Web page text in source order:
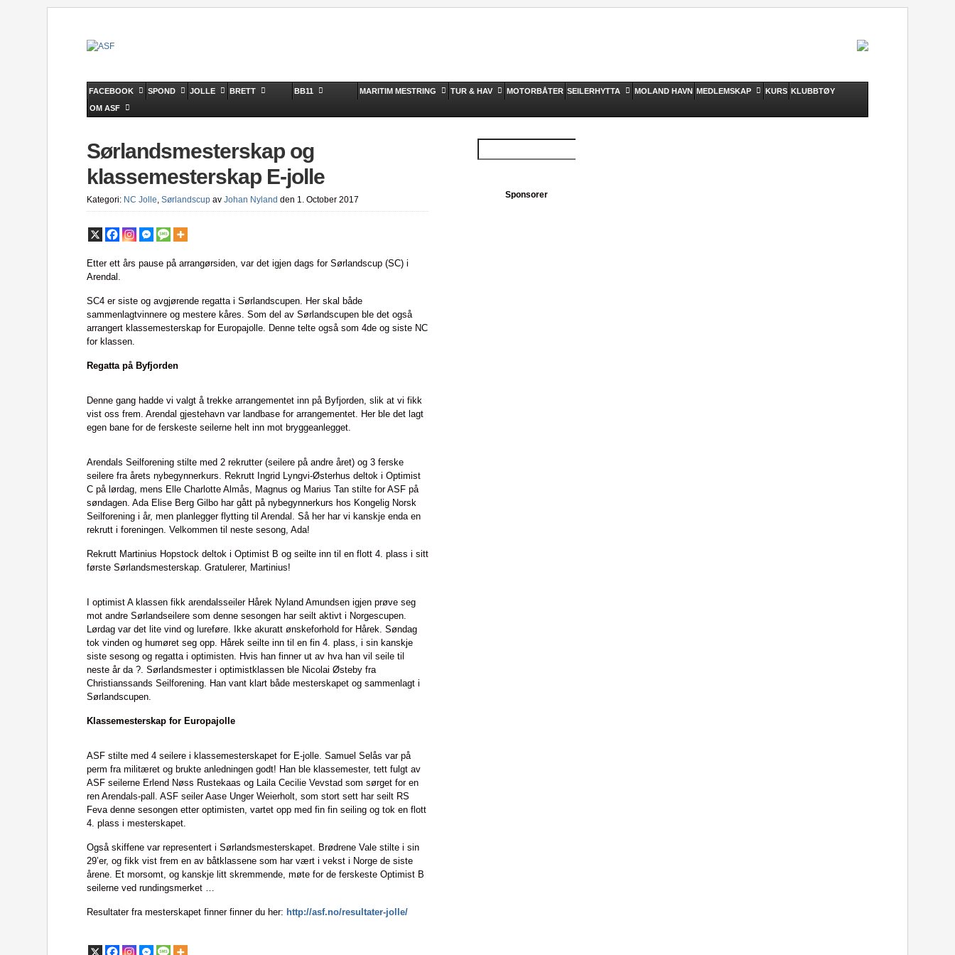
FACEBOOK SPOND JOLLE BRETT BB11 MARITIM MESTRING TUR & HAV MOTORBÅTER SEILERHYTTA MOLAND HAVN MEDLEMSKAP KURS KLUBBTØY
OM ASF
Sørlandsmesterskap og
klassemesterskap E-jolle
Kategori: NC Jolle, Sørlandscup av Johan Nyland den 1. October 2017
Etter ett års pause på arrangørsiden, var det igjen dags for Sørlandscup (SC) i
Arendal.
SC4 er siste og avgjørende regatta i Sørlandscupen. Her skal både
sammenlagtvinnere og mestere kåres. Som del av Sørlandscupen ble det også
arrangert klassemesterskap for Europajolle. Denne telte også som 4de og siste NC
for klassen.
Regatta på Byfjorden
Denne gang hadde vi valgt å trekke arrangementet inn på Byfjorden, slik at vi fikk
vist oss frem. Arendal gjestehavn var landbase for arrangementet. Her ble det lagt
egen bane for de ferskeste seilerne helt inn mot bryggeanlegget.
Arendals Seilforening stilte med 2 rekrutter (seilere på andre året) og 3 ferske
seilere fra årets nybegynnerkurs. Rekrutt Ingrid Lyngvi-Østerhus deltok i Optimist
C på lørdag, mens Elle Charlotte Almås, Magnus og Marius Tan stilte for ASF på
søndagen. Ada Elise Berg Gilbo har gått på nybegynnerkurs hos Kongelig Norsk
Seilforening i år, men planlegger flytting til Arendal. Så her har vi kanskje enda en
rekrutt i foreningen. Velkommen til neste sesong, Ada!
Rekrutt Martinius Hopstock deltok i Optimist B og seilte inn til en flott 4. plass i sitt
første Sørlandsmesterskap. Gratulerer, Martinius!
I optimist A klassen fikk arendalsseiler Hårek Nyland Amundsen igjen prøve seg
mot andre Sørlandseilere som denne sesongen har seilt aktivt i Norgescupen.
Lørdag var det lite vind og lureføre. Ikke akuratt ønskeforhold for Hårek. Søndag
tok vinden og humøret seg opp. Hårek seilte inn til en fin 4. plass, i sin kanskje
siste sesong og regatta i optimisten. Hvis han finner ut av hva han vil seile til
neste år da ?. Sørlandsmester i optimistklassen ble Nicolai Østeby fra
Christianssands Seilforening. Han vant klart både mesterskapet og sammenlagt i
Sørlandscupen.
Klassemesterskap for Europajolle
ASF stilte med 4 seilere i klassemesterskapet for E-jolle. Samuel Selås var på
perm fra militæret og brukte anledningen godt! Han ble klassemester, tett fulgt av
ASF seilerne Erlend Nøss Rustekaas og Laila Cecilie Vevstad som sørget for en
ren Arendals-pall. ASF seiler Aase Unger Weierholt, som stort sett har seilt RS
Feva denne sesongen etter optimisten, vartet opp med fin fin seiling og tok en flott
4. plass i mesterskapet.
Også skiffene var representert i Sørlandsmesterskapet. Brødrene Vale stilte i sin
29’er, og fikk vist frem en av båtklassene som har vært i vekst i Norge de siste
årene. Et morsomt, og kanskje litt skremmende, møte for de ferskeste Optimist B
seilerne ved rundingsmerket …
Resultater fra mesterskapet finner finner du her: http://asf.no/resultater-jolle/
Sponsorer